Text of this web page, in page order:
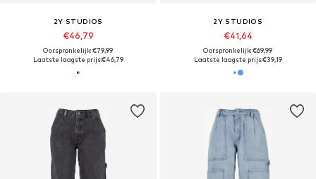
2Y STUDIOS
€46,79
Oorspronkelijk: €79,99
Laatste laagste prijs:€46,79
2Y STUDIOS
€41,64
Oorspronkelijk: €69,99
Laatste laagste prijs:€39,19